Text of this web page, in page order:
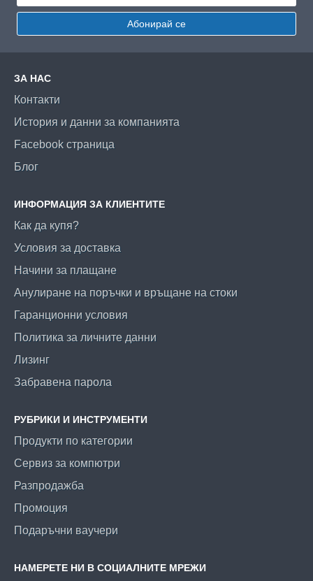
Абонирай се
ЗА НАС
Контакти
История и данни за компанията
Facebook страница
Блог
ИНФОРМАЦИЯ ЗА КЛИЕНТИТЕ
Как да купя?
Условия за доставка
Начини за плащане
Анулиране на поръчки и връщане на стоки
Гаранционни условия
Политика за личните данни
Лизинг
Забравена парола
РУБРИКИ И ИНСТРУМЕНТИ
Продукти по категории
Сервиз за компютри
Разпродажба
Промоция
Подаръчни ваучери
НАМЕРЕТЕ НИ В СОЦИАЛНИТЕ МРЕЖИ